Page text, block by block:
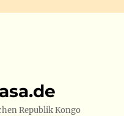
Republik Kongo